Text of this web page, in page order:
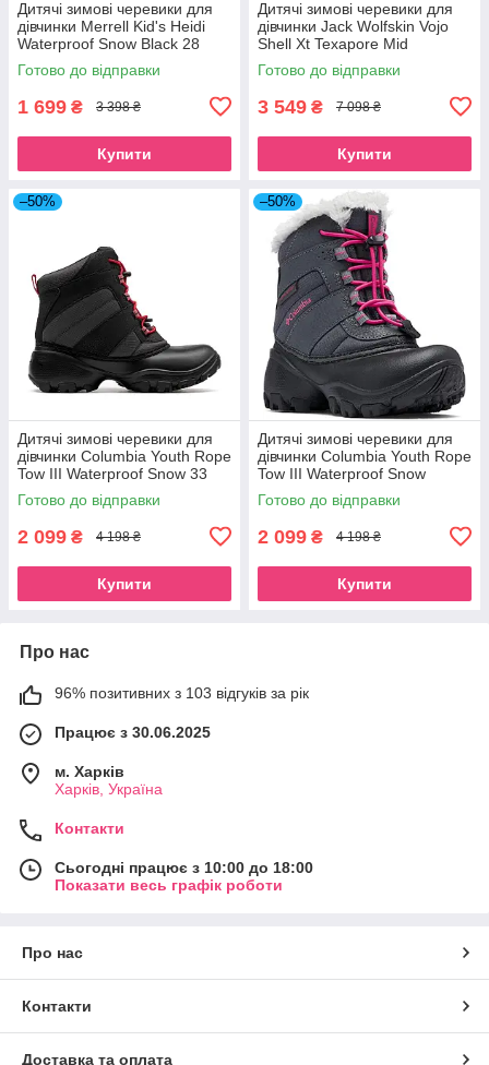
Дитячі зимові черевики для
дівчинки Merrell Kid's Heidi
Waterproof Snow Black 28
17,5 см чорні (MK163215K)
Готово до відправки
1 699 ₴ 3 398 ₴
Купити
Дитячі зимові черевики для
дівчинки Jack Wolfskin Vojo
Shell Xt Texapore Mid
Brown/Black 38 коричневий
(4054101)
Готово до відправки
3 549 ₴ 7 098 ₴
Купити
–50%
Дитячі зимові черевики для
дівчинки Columbia Youth Rope
Tow III Waterproof Snow 33
чорні (BC1322-089)
Готово до відправки
2 099 ₴ 4 198 ₴
Купити
–50%
Дитячі зимові черевики для
дівчинки Columbia Youth Rope
Tow III Waterproof Snow
Dark/Grey/Haute/Pink 33 сірі
(BC1323-089)
Готово до відправки
2 099 ₴ 4 198 ₴
Купити
Про нас
96% позитивних з 103 відгуків за рік
Працює з 30.06.2025
м. Харків
Харків, Україна
Контакти
Сьогодні працює з 10:00 до 18:00
Показати весь графік роботи
Про нас
Контакти
Доставка та оплата